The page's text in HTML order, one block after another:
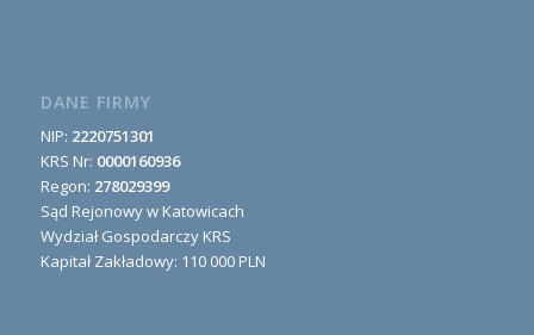
DANE FIRMY
NIP: 2220751301
KRS Nr: 0000160936
Regon: 278029399
Sąd Rejonowy w Katowicach
Wydział Gospodarczy KRS
Kapitał Zakładowy: 110 000 PLN